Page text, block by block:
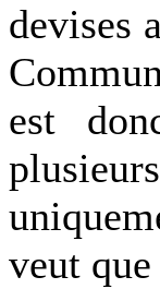
devises
est
veut